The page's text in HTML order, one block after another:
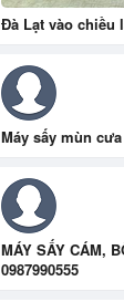
Đà Lạt vào chiều
Máy sấy mùn
MÁY SẤY CÁM,
0987990555